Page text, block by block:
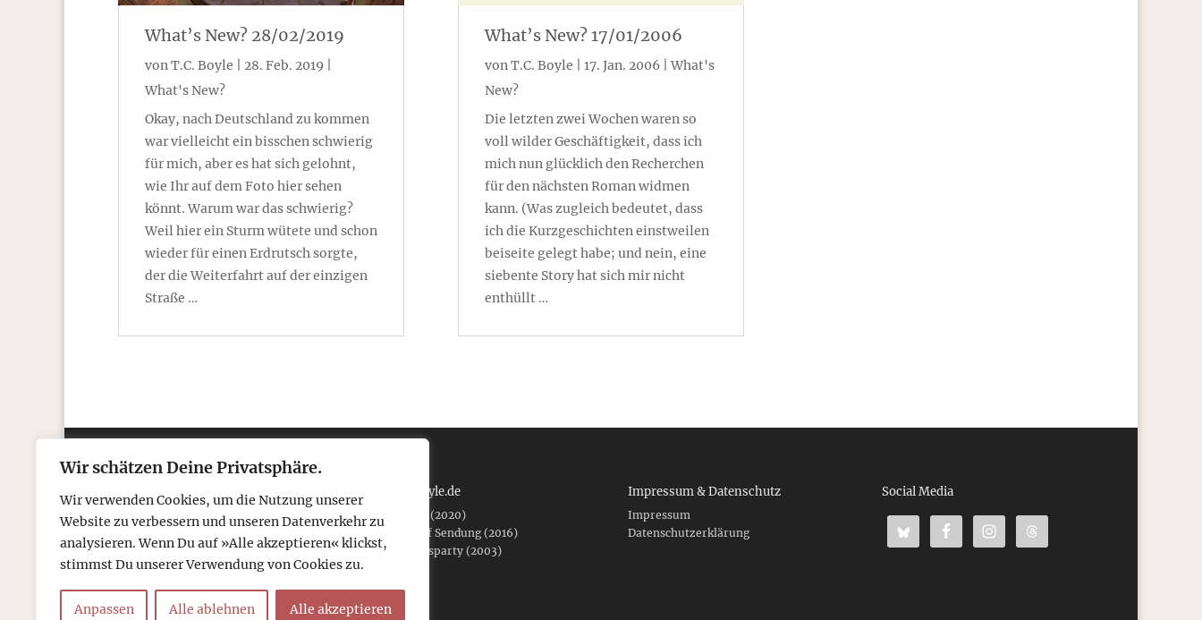
Wir schätzen Deine Privatsphäre.
Wir verwenden Cookies, um die Nutzung unserer
Website zu verbessern und unseren Datenverkehr zu
analysieren. Wenn Du auf »Alle akzeptieren« klickst,
stimmst Du unserer Verwendung von Cookies zu.
Anpassen Alle ablehnen Alle akzeptieren
What’s New? 28/02/2019
vonT.C. Boyle 28. Feb. 2019
What's New?
Okay, nach Deutschland zu kommen
war vielleicht ein bisschen schwierig
für mich, aber es hat sich gelohnt,
wie Ihr auf dem Foto hier sehen
könnt. Warum war das schwierig?
Weil hier ein Sturm wütete und schon
wieder für einen Erdrutsch sorgte,
der die Weiterfahrt auf der einzigen
Straße …
What’s New? 17/01/2006
vonT.C. Boyle 17. Jan. 2006|What's
New?
Die letzten zwei Wochen waren so
voll wilder Geschäftigkeit, dass ich
mich nun glücklich den Recherchen
für den nächsten Roman widmen
kann. (Was zugleich bedeutet, dass
ich die Kurzgeschichten einstweilen
beiseite gelegt habe; und nein, eine
siebente Story hat sich mir nicht
enthüllt …
Kontakt
Telefon: 05306 912 418
Über tcboyle.de
Refreshed (2020)
Wieder auf Sendung (2016)
Eröffnungsparty (2003)
Impressum & Datenschutz
Impressum
Datenschutzerklärung
Social Media